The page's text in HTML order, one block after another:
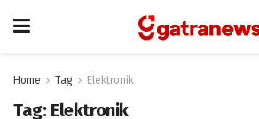
Home Tag Elektronik
Tag: Elektronik